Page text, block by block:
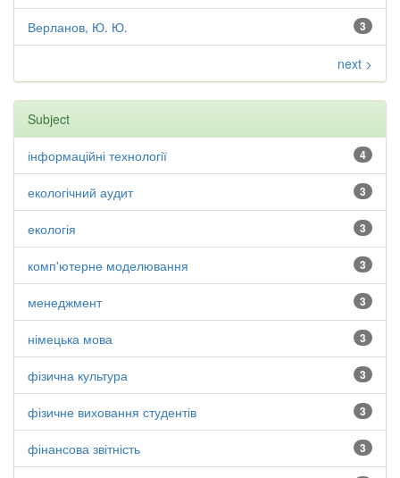
3
Верланов, Ю. Ю.
next >
Subject
4
інформаційні технології
3
екологічний аудит
3
екологія
3
комп'ютерне моделювання
3
менеджмент
3
німецька мова
3
фізична культура
3
фізичне виховання студентів
3
фінансова звітність